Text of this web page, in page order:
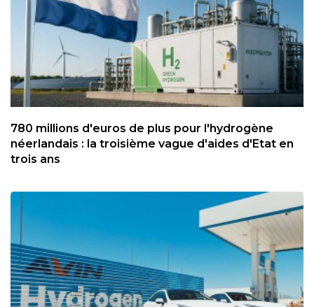
780 millions d'euros de plus pour l'hydrogène
néerlandais : la troisième vague d'aides d'Etat en
trois ans